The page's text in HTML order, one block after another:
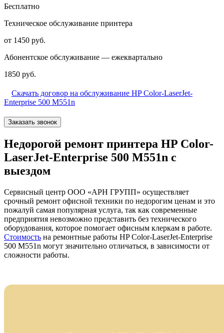
Бесплатно
Техническое обслуживание принтера
от 1450 руб.
Абонентское обслуживание — ежеквартально
1850 руб.
Скачать договор на обслуживание HP Color-LaserJet-
Enterprise 500 M551n
Заказать звонок
Недорогой ремонт принтера HP Color-
LaserJet-Enterprise 500 M551n с
выездом
Сервисный центр ООО «АРН ГРУПП» осуществляет
срочный ремонт офисной техники по недорогим ценам и это
пожалуй самая популярная услуга, так как современные
предприятия невозможно представить без технического
оборудования, которое помогает офисным клеркам в работе.
Стоимость на ремонтные работы HP Color-LaserJet-Enterprise
500 M551n могут значительно отличаться, в зависимости от
сложности работы.